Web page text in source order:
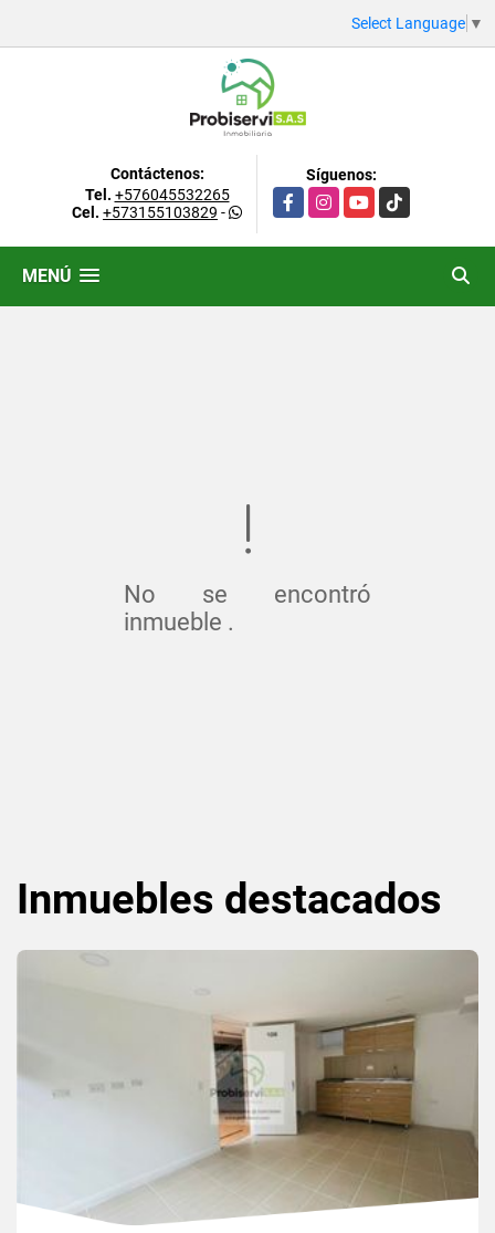
Select Language ▼
Contáctenos:
Tel. +576045532265
Cel. +573155103829 -
Síguenos:
FacebookInstagramYouTubeTikTok
MENÚ
No se encontró
inmueble .
Inmuebles destacados